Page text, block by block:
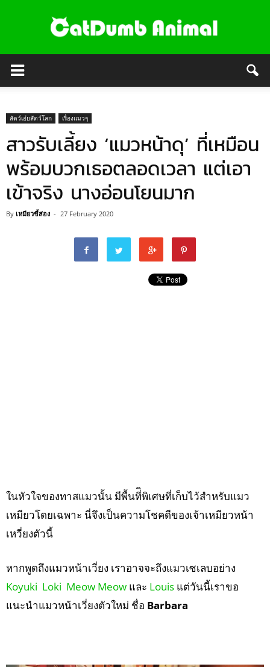
สัตว์เอ๋ยสัตว์โลก เรื่องแมวๆ
สาวรับเลี้ยง ‘แมวหน้าดุ’ ที่เหมือน
พร้อมบวกเธอตลอดเวลา แต่เอา
เข้าจริง นางอ่อนโยนมาก
By เหมียวขี้ส่อง - 27 February 2020
ในหัวใจของทาสแมวนั้น มีพื้นที่ิพิเศษที่เก็บไว้สำหรับแมว
เหมียวโดยเฉพาะ นี่จึงเป็นความโชคดีของเจ้าเหมียวหน้า
เหวี่ยงตัวนี้
หากพูดถึงแมวหน้าเวี่ยง เราอาจจะถึงแมวเซเลบอย่าง
Koyuki Loki Meow Meow และ Louis แต่วันนี้เราขอ
แนะนำแมวหน้าเวี่ยงตัวใหม่ ชื่อ Barbara